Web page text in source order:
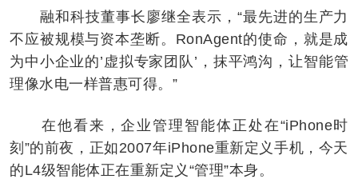
融和科技董事长廖继全表示，“最先进的生产力
不应被规模与资本垄断。RonAgent的使命，就是成
为中小企业的’虚拟专家团队’，抹平鸿沟，让智能管
理像水电一样普惠可得。”
在他看来，企业管理智能体正处在“iPhone时
刻”的前夜，正如2007年iPhone重新定义手机，今天
的L4级智能体正在重新定义“管理”本身。